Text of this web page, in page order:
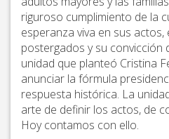
riguroso cumplimiento de la
esperanza viva en sus
postergados y su convicción
unidad que planteó Cristina
anunciar la fórmula
respuesta histórica. La
arte de definir los actos, de
Hoy contamos con ello.